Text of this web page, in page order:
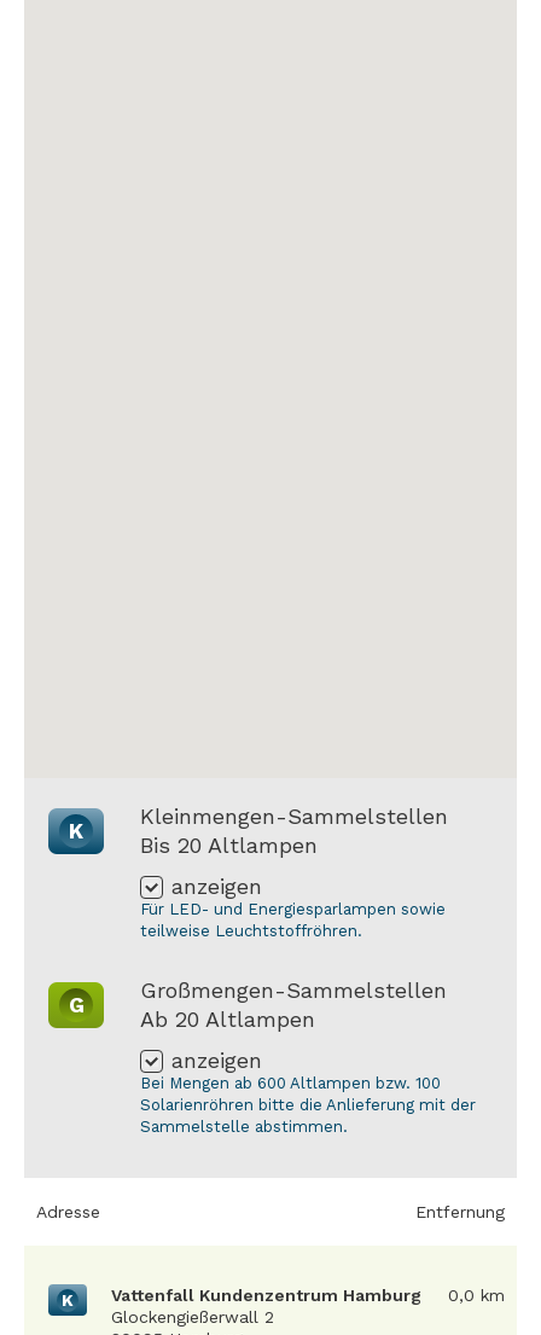
K
Kleinmengen-Sammelstellen
Bis 20 Altlampen
anzeigen
Für LED- und Energiesparlampen sowie
teilweise Leuchtstoffröhren.
G
Großmengen-Sammelstellen
Ab 20 Altlampen
anzeigen
Bei Mengen ab 600 Altlampen bzw. 100
Solarienröhren bitte die Anlieferung mit der
Sammelstelle abstimmen.
Adresse Entfernung
K
Vattenfall Kundenzentrum Hamburg
Glockengießerwall 2
0,0 km